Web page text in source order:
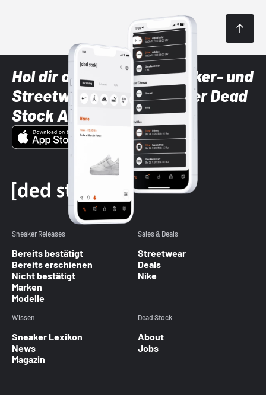
Hol dir die neuesten Sneaker- und
Streetwear-Brands mit der Dead
Stock App
Sneaker Releases
Bereits bestätigt
Bereits erschienen
Nicht bestätigt
Marken
Modelle
Sales & Deals
Streetwear
Deals
Nike
Wissen
Sneaker Lexikon
News
Magazin
Dead Stock
About
Jobs